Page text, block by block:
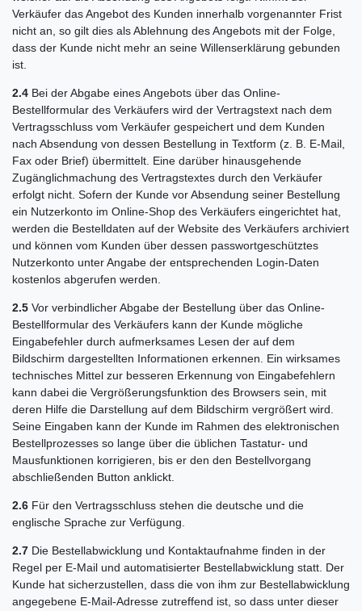
Verkäufer das Angebot des Kunden innerhalb vorgenannter Frist
nicht an, so gilt dies als Ablehnung des Angebots mit der Folge,
dass der Kunde nicht mehr an seine Willenserklärung gebunden
ist.
2.4 Bei der Abgabe eines Angebots über das Online-
Bestellformular des Verkäufers wird der Vertragstext nach dem
Vertragsschluss vom Verkäufer gespeichert und dem Kunden
nach Absendung von dessen Bestellung in Textform (z. B. E-Mail,
Fax oder Brief) übermittelt. Eine darüber hinausgehende
Zugänglichmachung des Vertragstextes durch den Verkäufer
erfolgt nicht. Sofern der Kunde vor Absendung seiner Bestellung
ein Nutzerkonto im Online-Shop des Verkäufers eingerichtet hat,
werden die Bestelldaten auf der Website des Verkäufers archiviert
und können vom Kunden über dessen passwortgeschütztes
Nutzerkonto unter Angabe der entsprechenden Login-Daten
kostenlos abgerufen werden.
2.5 Vor verbindlicher Abgabe der Bestellung über das Online-
Bestellformular des Verkäufers kann der Kunde mögliche
Eingabefehler durch aufmerksames Lesen der auf dem
Bildschirm dargestellten Informationen erkennen. Ein wirksames
technisches Mittel zur besseren Erkennung von Eingabefehlern
kann dabei die Vergrößerungsfunktion des Browsers sein, mit
deren Hilfe die Darstellung auf dem Bildschirm vergrößert wird.
Seine Eingaben kann der Kunde im Rahmen des elektronischen
Bestellprozesses so lange über die üblichen Tastatur- und
Mausfunktionen korrigieren, bis er den den Bestellvorgang
abschließenden Button anklickt.
2.6 Für den Vertragsschluss stehen die deutsche und die
englische Sprache zur Verfügung.
2.7 Die Bestellabwicklung und Kontaktaufnahme finden in der
Regel per E-Mail und automatisierter Bestellabwicklung statt. Der
Kunde hat sicherzustellen, dass die von ihm zur Bestellabwicklung
angegebene E-Mail-Adresse zutreffend ist, so dass unter dieser